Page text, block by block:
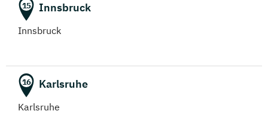
15 Innsbruck
Innsbruck
16 Karlsruhe
Karlsruhe